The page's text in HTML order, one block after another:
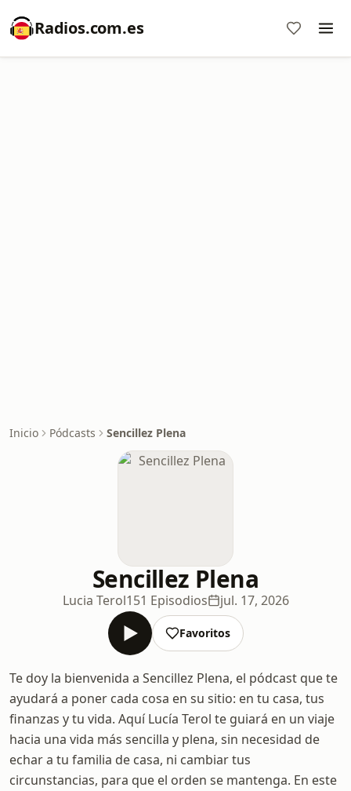
Radios.com.es
Inicio Pódcasts Sencillez Plena
Sencillez Plena
Lucia Terol151 Episodios jul. 17, 2026
Favoritos
Te doy la bienvenida a Sencillez Plena, el pódcast que te
ayudará a poner cada cosa en su sitio: en tu casa, tus
finanzas y tu vida. Aquí Lucía Terol te guiará en un viaje
hacia una vida más sencilla y plena, sin necesidad de
echar a tu familia de casa, ni cambiar tus
circunstancias, para que el orden se mantenga. En este